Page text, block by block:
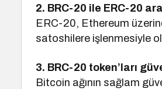
2. BRC-20 ile ERC-20
ERC-20, Ethereum
satoshilere işlenmesiyle
3. BRC-20 token’ları
Bitcoin ağının sağlam